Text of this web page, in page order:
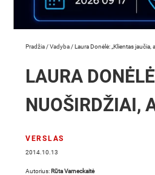
Pradžia /Vadyba /Laura Donėlė: „Klientas
LAURA
NUOŠIRDŽIAI,
VERSLAS
2014.10.13
Autorius: Rūta Varneckaitė